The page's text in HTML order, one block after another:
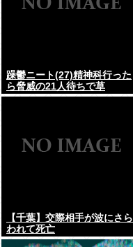
躁鬱ニート(27)精神科行った
ら脅威の21人待ちで草
【千葉】交際相手が波にさら
われて死亡